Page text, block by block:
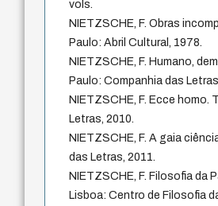
vols.
NIETZSCHE, F. Obras
Paulo: Abril Cultural, 1978.
NIETZSCHE, F. Humano,
Paulo: Companhia das
NIETZSCHE, F. Ecce homo.
Letras, 2010.
NIETZSCHE, F. A gaia
das Letras, 2011.
NIETZSCHE, F. Filosofia da
Lisboa: Centro de Filosofia